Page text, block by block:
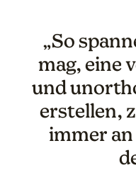
„So
mag, eine
und
erstellen,
immer